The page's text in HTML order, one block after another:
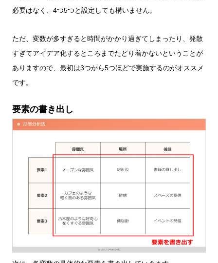
必要はなく、4つ5つと設定しても構いません。
ただ、変数が多すぎると時間がかかり過ぎてしまったり、発散
すぎてアイデア化するところまでたどり着かないということが
ありますので、最初は3つから5つほどで実施するのがオススメ
です。
要素の書き出し